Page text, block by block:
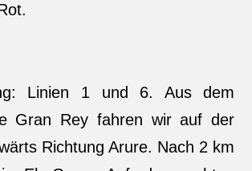
Linien 1 und 6. Aus dem
Gran Rey fahren wir auf der
Richtung Arure. Nach 2 km